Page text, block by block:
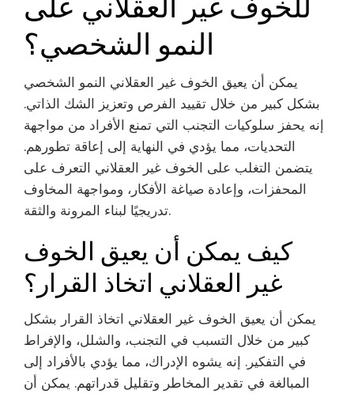
النمو الشخصي؟
يمكن أن يعيق الخوف غير العقلاني النمو الشخصي
بشكل كبير من خلال تقييد الفرص وتعزيز الشك الذاتي.
إنه يحفز سلوكيات التجنب التي تمنع الأفراد من مواجهة
التحديات، مما يؤدي في النهاية إلى إعاقة تطورهم.
يتضمن التغلب على الخوف غير العقلاني التعرف على
المحفزات، وإعادة صياغة الأفكار، ومواجهة المخاوف
تدريجيًا لبناء المرونة والثقة.
كيف يمكن أن يعيق الخوف
غير العقلاني اتخاذ القرار؟
يمكن أن يعيق الخوف غير العقلاني اتخاذ القرار بشكل
كبير من خلال التسبب في التجنب، والشلل، والإفراط
في التفكير. إنه يشوه الإدراك، مما يؤدي بالأفراد إلى
المبالغة في تقدير المخاطر وتقليل قدراتهم. يمكن أن